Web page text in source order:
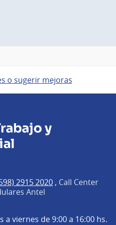
o sugerir mejoras
y
2915 2020 , Call Center
Antel
a viernes de 9:00 a 16:00 hs.